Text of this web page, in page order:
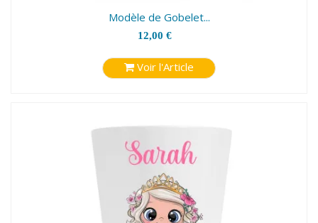
Modèle de Gobelet...
12,00 €
Voir l'Article